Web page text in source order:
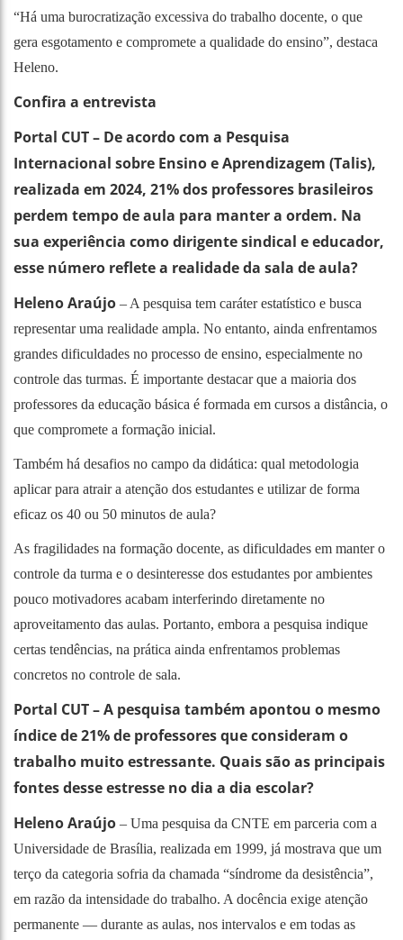
“Há uma burocratização excessiva do trabalho docente, o que
gera esgotamento e compromete a qualidade do ensino”, destaca
Heleno.
Confira a entrevista
Portal CUT – De acordo com a Pesquisa
Internacional sobre Ensino e Aprendizagem (Talis),
realizada em 2024, 21% dos professores brasileiros
perdem tempo de aula para manter a ordem. Na
sua experiência como dirigente sindical e educador,
esse número reflete a realidade da sala de aula?
Heleno Araújo – A pesquisa tem caráter estatístico e busca
representar uma realidade ampla. No entanto, ainda enfrentamos
grandes dificuldades no processo de ensino, especialmente no
controle das turmas. É importante destacar que a maioria dos
professores da educação básica é formada em cursos a distância, o
que compromete a formação inicial.
Também há desafios no campo da didática: qual metodologia
aplicar para atrair a atenção dos estudantes e utilizar de forma
eficaz os 40 ou 50 minutos de aula?
As fragilidades na formação docente, as dificuldades em manter o
controle da turma e o desinteresse dos estudantes por ambientes
pouco motivadores acabam interferindo diretamente no
aproveitamento das aulas. Portanto, embora a pesquisa indique
certas tendências, na prática ainda enfrentamos problemas
concretos no controle de sala.
Portal CUT – A pesquisa também apontou o mesmo
índice de 21% de professores que consideram o
trabalho muito estressante. Quais são as principais
fontes desse estresse no dia a dia escolar?
Heleno Araújo – Uma pesquisa da CNTE em parceria com a
Universidade de Brasília, realizada em 1999, já mostrava que um
terço da categoria sofria da chamada “síndrome da desistência”,
em razão da intensidade do trabalho. A docência exige atenção
permanente — durante as aulas, nos intervalos e em todas as